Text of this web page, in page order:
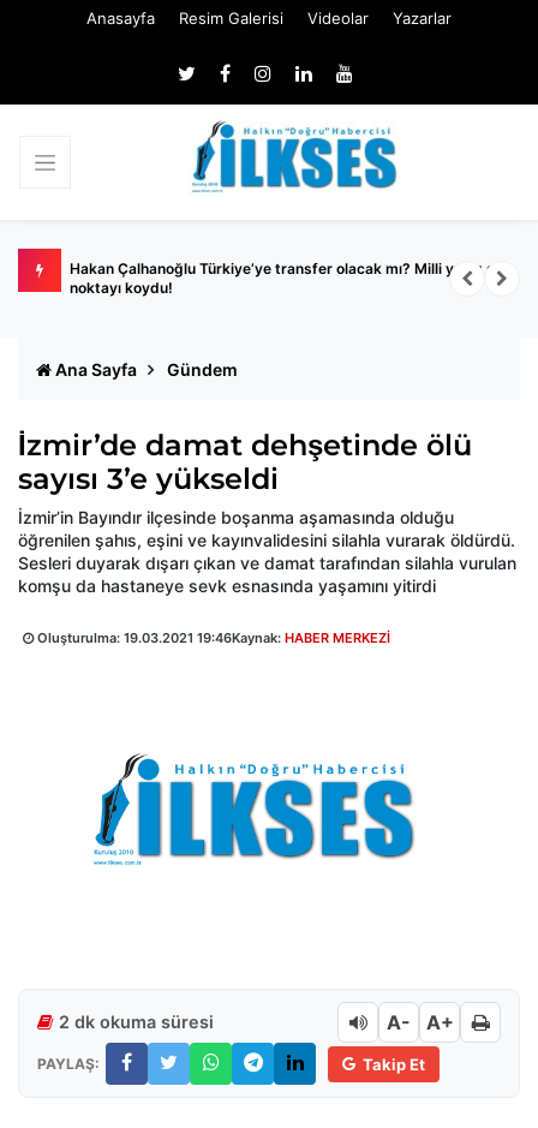
Anasayfa Resim Galerisi Videolar Yazarlar
Hakan Çalhanoğlu Türkiye’ye transfer olacak mı? Milli yıldız son
noktayı koydu!
Ana Sayfa Gündem
İzmir’de damat dehşetinde ölü
sayısı 3’e yükseldi
İzmir’in Bayındır ilçesinde boşanma aşamasında olduğu
öğrenilen şahıs, eşini ve kayınvalidesini silahla vurarak öldürdü.
Sesleri duyarak dışarı çıkan ve damat tarafından silahla vurulan
komşu da hastaneye sevk esnasında yaşamını yitirdi
Oluşturulma: 19.03.2021 19:46Kaynak: HABER MERKEZİ
2 dk okuma süresi A- A+
PAYLAŞ: Takip Et